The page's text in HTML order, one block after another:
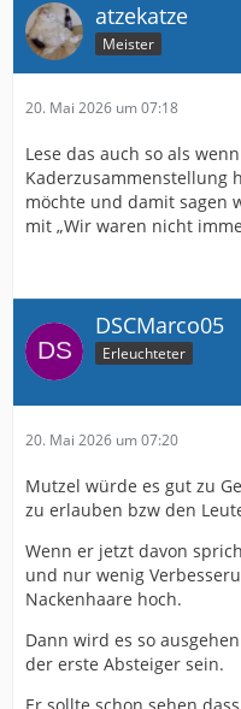
atzekatze
Meister
20. Mai 2026 um 07:18
Lese das auch so als
Kaderzusammenstellung
möchte und damit sagen
mit „Wir waren nicht
DSCMarco05
Erleuchteter
20. Mai 2026 um 07:20
Mutzel würde es gut zu
zu erlauben bzw den
Wenn er jetzt davon
und nur wenig
Nackenhaare hoch.
Dann wird es so
der erste Absteiger sein.